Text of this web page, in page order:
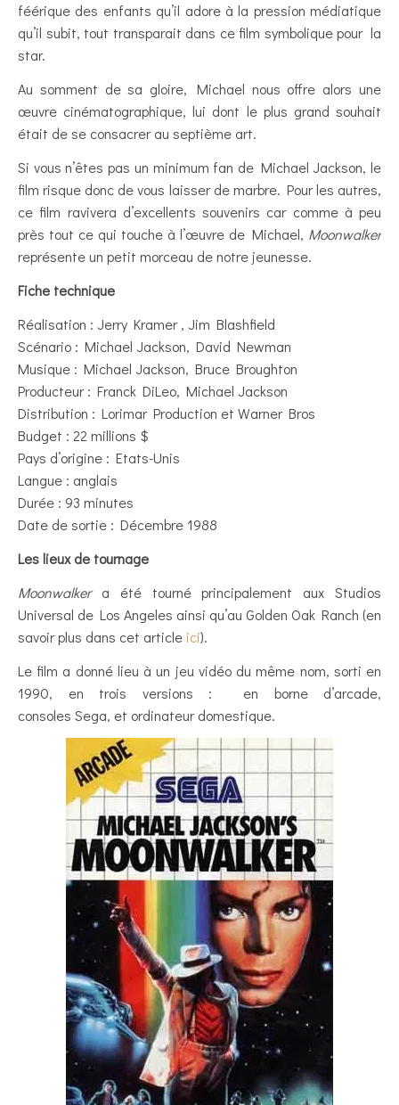
féérique des enfants qu’il adore à la pression médiatique
qu’il subit, tout transparait dans ce film symbolique pour la
star.
Au somment de sa gloire, Michael nous offre alors une
œuvre cinématographique, lui dont le plus grand souhait
était de se consacrer au septième art.
Si vous n’êtes pas un minimum fan de Michael Jackson, le
film risque donc de vous laisser de marbre. Pour les autres,
ce film ravivera d’excellents souvenirs car comme à peu
près tout ce qui touche à l’œuvre de Michael, Moonwalker
représente un petit morceau de notre jeunesse.
Fiche technique
Réalisation : Jerry Kramer , Jim Blashfield
Scénario : Michael Jackson, David Newman
Musique : Michael Jackson, Bruce Broughton
Producteur : Franck DiLeo, Michael Jackson
Distribution : Lorimar Production et Warner Bros
Budget : 22 millions $
Pays d’origine : Etats-Unis
Langue : anglais
Durée : 93 minutes
Date de sortie : Décembre 1988
Les lieux de tournage
Moonwalkera été tourné principalement aux Studios
Universal de Los Angeles ainsi qu’au Golden Oak Ranch (en
savoir plus dans cet article ici).
Le film a donné lieu à un jeu vidéo du même nom, sorti en
1990, en trois versions : en borne d’arcade,
consoles Sega, et ordinateur domestique.